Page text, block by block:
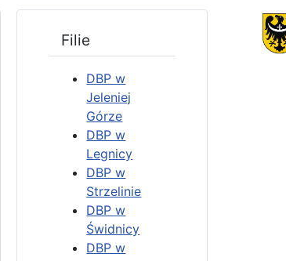
Filie
DBP w
Jeleniej
Górze
DBP w
Legnicy
DBP w
Strzelinie
DBP w
Świdnicy
DBP w